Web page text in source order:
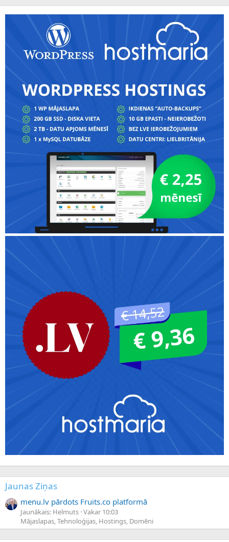
Jaunas Ziņas
menu.lv pārdots Fruits.co platformā
Jaunākais: Helmuts Vakar 10:03
Mājaslapas, Tehnoloģijas, Hostings, Domēni